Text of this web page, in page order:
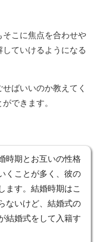
こに焦点を合わせや
ていけるようになる
ばいいのか教えてく
できます。
時期とお互いの性格
くことが多く、彼の
ます。結婚時期はこ
ないけど、結婚式の
結婚式をして入籍す